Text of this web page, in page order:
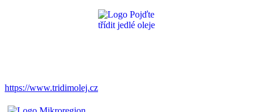
https://www.tridimolej.cz